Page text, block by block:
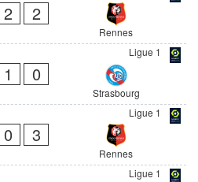
2 2
Rennes
Ligue 1
1 0
Strasbourg
Ligue 1
0 3
Rennes
Ligue 1